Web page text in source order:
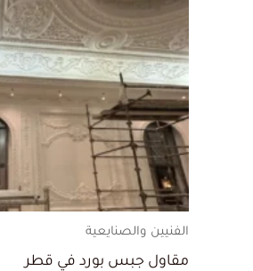
الفنيين والصنايعية
مقاول جبس بورد في قطر